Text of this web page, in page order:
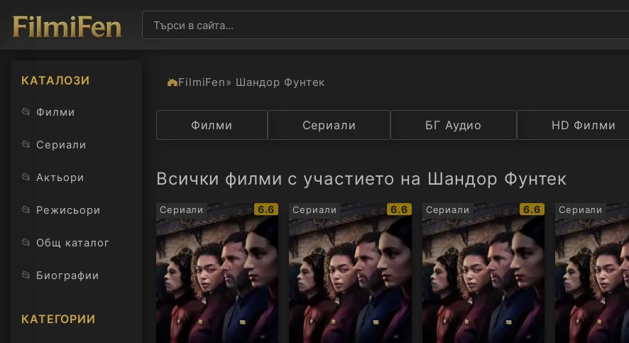
КАТАЛОЗИ
📂 Филми
📂 Сериали
📂 Актьори
📂 Режисьори
📂 Общ каталог
📂 Биографии
КАТЕГОРИИ
FilmiFen» Шандор Фунтек
Категория Държава Рейтинг
Филми Сериали БГ Аудио HD Филми
Всички филми с участието на Шандор Фунтек
Сериали
IMDb
рейтинг:
6.6 Сериали
IMDb
рейтинг:
6.6 Сериали
IMDb
рейтинг:
6.6 Сериали